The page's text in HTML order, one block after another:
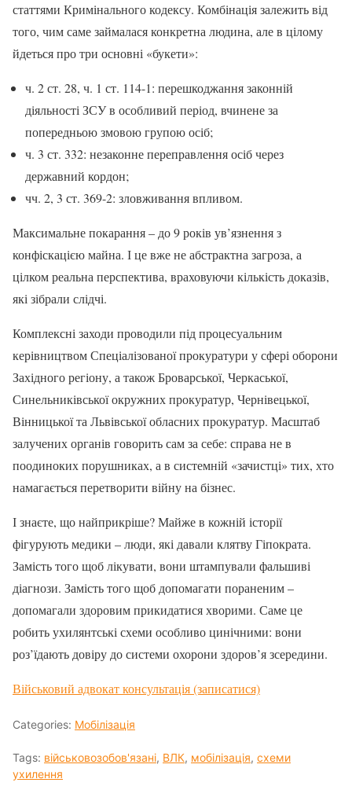
статтями Кримінального кодексу. Комбінація залежить від
того, чим саме займалася конкретна людина, але в цілому
йдеться про три основні «букети»:
ч. 2 ст. 28, ч. 1 ст. 114-1: перешкоджання законній
діяльності ЗСУ в особливий період, вчинене за
попередньою змовою групою осіб;
ч. 3 ст. 332: незаконне переправлення осіб через
державний кордон;
чч. 2, 3 ст. 369-2: зловживання впливом.
Максимальне покарання – до 9 років ув’язнення з
конфіскацією майна. І це вже не абстрактна загроза, а
цілком реальна перспектива, враховуючи кількість доказів,
які зібрали слідчі.
Комплексні заходи проводили під процесуальним
керівництвом Спеціалізованої прокуратури у сфері оборони
Західного регіону, а також Броварської, Черкаської,
Синельниківської окружних прокуратур, Чернівецької,
Вінницької та Львівської обласних прокуратур. Масштаб
залучених органів говорить сам за себе: справа не в
поодиноких порушниках, а в системній «зачистці» тих, хто
намагається перетворити війну на бізнес.
І знаєте, що найприкріше? Майже в кожній історії
фігурують медики – люди, які давали клятву Гіпократа.
Замість того щоб лікувати, вони штампували фальшиві
діагнози. Замість того щоб допомагати пораненим –
допомагали здоровим прикидатися хворими. Саме це
робить ухилянтські схеми особливо цинічними: вони
роз’їдають довіру до системи охорони здоров’я зсередини.
Військовий адвокат консультація (записатися)
Categories: Мобілізація
Tags: військовозобов'язані, ВЛК, мобілізація, схеми
ухилення